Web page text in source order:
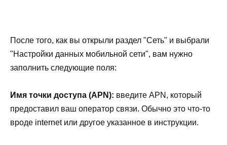
После того, как вы открыли раздел "Сеть" и выбрали
"Настройки данных мобильной сети", вам нужно
заполнить следующие поля:
Имя точки доступа (APN): введите APN, который
предоставил ваш оператор связи. Обычно это что-то
вроде internet или другое указанное в инструкции.